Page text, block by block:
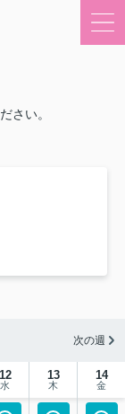
さい。
次の週
12
水
13
木
14
金